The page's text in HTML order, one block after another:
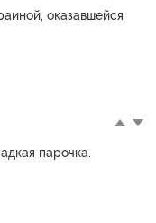
оказавшейся
парочка.